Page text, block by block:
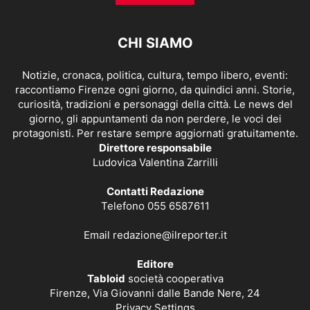
CHI SIAMO
Notizie, cronaca, politica, cultura, tempo libero, eventi:
raccontiamo Firenze ogni giorno, da quindici anni. Storie,
curiosità, tradizioni e personaggi della città. Le news del
giorno, gli appuntamenti da non perdere, le voci dei
protagonisti. Per restare sempre aggiornati gratuitamente.
Direttore responsabile
Ludovica Valentina Zarrilli
Contatti Redazione
Telefono 055 6587611
Email redazione@ilreporter.it
Editore
Tabloid società cooperativa
Firenze, Via Giovanni dalle Bande Nere, 24